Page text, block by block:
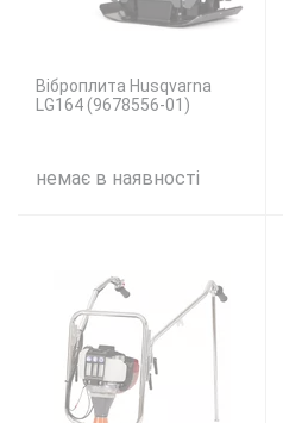
Віброплита Husqvarna
LG164 (9678556-01)
немає в наявності